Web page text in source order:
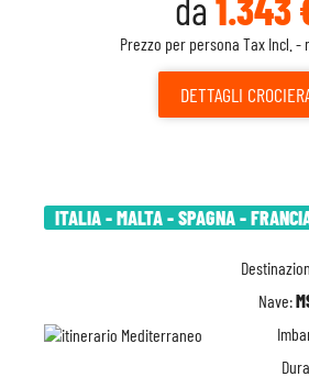
Prezzo per persona Tax Incl. -
DETTAGLI
ITALIA - MALTA - SPAGNA -
Nave: